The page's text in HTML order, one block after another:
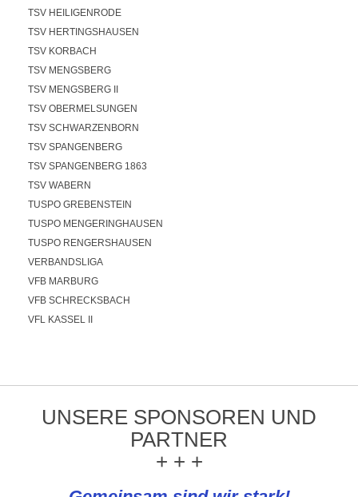
TSV HEILIGENRODE
TSV HERTINGSHAUSEN
TSV KORBACH
TSV MENGSBERG
TSV MENGSBERG II
TSV OBERMELSUNGEN
TSV SCHWARZENBORN
TSV SPANGENBERG
TSV SPANGENBERG 1863
TSV WABERN
TUSPO GREBENSTEIN
TUSPO MENGERINGHAUSEN
TUSPO RENGERSHAUSEN
VERBANDSLIGA
VFB MARBURG
VFB SCHRECKSBACH
VFL KASSEL II
UNSERE SPONSOREN UND
PARTNER
+ + +